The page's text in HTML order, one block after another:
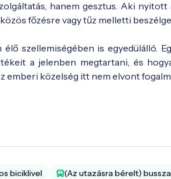
hanem gesztus. Aki
főzésre vagy tűz melletti
szellemiségében is egyedülálló.
a jelenben megtartani, és
emberi közelség itt nem elvont
biciklivel (Az utazásra bérelt)